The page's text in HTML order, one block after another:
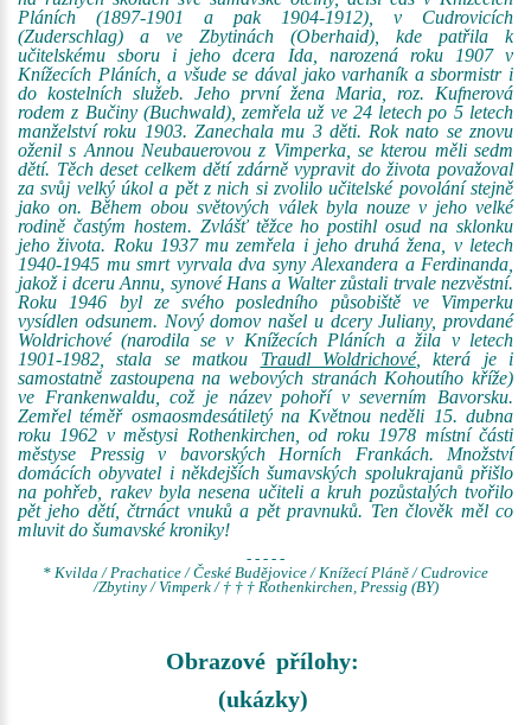
Pláních (1897-1901 a pak 1904-1912), v Cudrovicích
(Zuderschlag) a ve Zbytinách (Oberhaid), kde patřila k
učitelskému sboru i jeho dcera Ida, narozená roku 1907 v
Knížecích Pláních, a všude se dával jako varhaník a sbormistr i
do kostelních služeb. Jeho první žena Maria, roz. Kufnerová
rodem z Bučiny (Buchwald), zemřela už ve 24 letech po 5 letech
manželství roku 1903. Zanechala mu 3 děti. Rok nato se znovu
oženil s Annou Neubauerovou z Vimperka, se kterou měli sedm
dětí. Těch deset celkem dětí zdárně vypravit do života považoval
za svůj velký úkol a pět z nich si zvolilo učitelské povolání stejně
jako on. Během obou světových válek byla nouze v jeho velké
rodině častým hostem. Zvlášť těžce ho postihl osud na sklonku
jeho života. Roku 1937 mu zemřela i jeho druhá žena, v letech
1940-1945 mu smrt vyrvala dva syny Alexandera a Ferdinanda,
jakož i dceru Annu, synové Hans a Walter zůstali trvale nezvěstní.
Roku 1946 byl ze svého posledního působiště ve Vimperku
vysídlen odsunem. Nový domov našel u dcery Juliany, provdané
Woldrichové (narodila se v Knížecích Pláních a žila v letech
1901-1982, stala se matkou Traudl Woldrichové, která je i
samostatně zastoupena na webových stranách Kohoutího kříže)
ve Frankenwaldu, což je název pohoří v severním Bavorsku.
Zemřel téměř osmaosmdesátiletý na Květnou neděli 15. dubna
roku 1962 v městysi Rothenkirchen, od roku 1978 místní části
městyse Pressig v bavorských Horních Frankách. Množství
domácích obyvatel i někdejších šumavských spolukrajanů přišlo
na pohřeb, rakev byla nesena učiteli a kruh pozůstalých tvořilo
pět jeho dětí, čtrnáct vnuků a pět pravnuků. Ten člověk měl co
mluvit do šumavské kroniky!
- - - - -
* Kvilda / Prachatice / České Budějovice / Knížecí Pláně / Cudrovice
/Zbytiny / Vimperk / † † † Rothenkirchen, Pressig (BY)
Obrazové přílohy:
(ukázky)